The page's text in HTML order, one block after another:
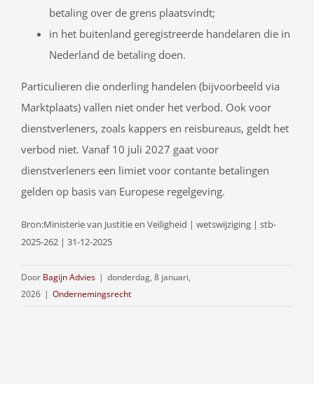
betaling over de grens plaatsvindt;
in het buitenland geregistreerde handelaren die in
Nederland de betaling doen.
Particulieren die onderling handelen (bijvoorbeeld via
Marktplaats) vallen niet onder het verbod. Ook voor
dienstverleners, zoals kappers en reisbureaus, geldt het
verbod niet. Vanaf 10 juli 2027 gaat voor
dienstverleners een limiet voor contante betalingen
gelden op basis van Europese regelgeving.
Bron:Ministerie van Justitie en Veiligheid | wetswijziging | stb-
2025-262 | 31-12-2025
Door Bagijn Advies | donderdag, 8 januari,
2026 | Ondernemingsrecht